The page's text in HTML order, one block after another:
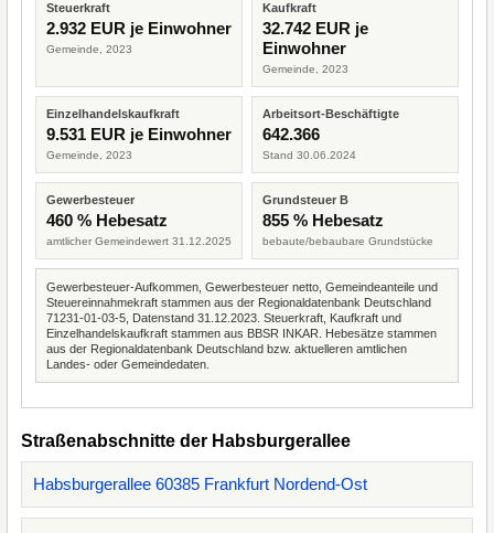
Steuerkraft
2.932 EUR je Einwohner
Gemeinde, 2023
Kaufkraft
32.742 EUR je
Einwohner
Gemeinde, 2023
Einzelhandelskaufkraft
9.531 EUR je Einwohner
Gemeinde, 2023
Arbeitsort-Beschäftigte
642.366
Stand 30.06.2024
Gewerbesteuer
460 % Hebesatz
amtlicher Gemeindewert 31.12.2025
Grundsteuer B
855 % Hebesatz
bebaute/bebaubare Grundstücke
Gewerbesteuer-Aufkommen, Gewerbesteuer netto, Gemeindeanteile und
Steuereinnahmekraft stammen aus der Regionaldatenbank Deutschland
71231-01-03-5, Datenstand 31.12.2023. Steuerkraft, Kaufkraft und
Einzelhandelskaufkraft stammen aus BBSR INKAR. Hebesätze stammen
aus der Regionaldatenbank Deutschland bzw. aktuelleren amtlichen
Landes- oder Gemeindedaten.
Straßenabschnitte der Habsburgerallee
Habsburgerallee 60385 Frankfurt Nordend-Ost